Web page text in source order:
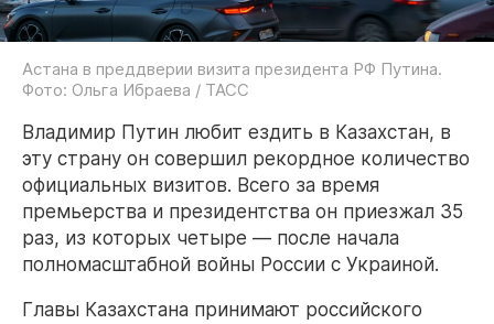
Астана в преддверии визита президента РФ Путина.
Фото: Ольга Ибраева / ТАСС
Владимир Путин любит ездить в Казахстан, в
эту страну он совершил рекордное количество
официальных визитов. Всего за время
премьерства и президентства он приезжал 35
раз, из которых четыре — после начала
полномасштабной войны России с Украиной.
Главы Казахстана принимают российского